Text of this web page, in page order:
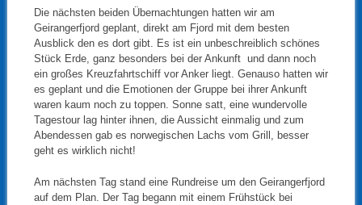
Die nächsten beiden Übernachtungen hatten wir am
Geirangerfjord geplant, direkt am Fjord mit dem besten
Ausblick den es dort gibt. Es ist ein unbeschreiblich schönes
Stück Erde, ganz besonders bei der Ankunft und dann noch
ein großes Kreuzfahrtschiff vor Anker liegt. Genauso hatten wir
es geplant und die Emotionen der Gruppe bei ihrer Ankunft
waren kaum noch zu toppen. Sonne satt, eine wundervolle
Tagestour lag hinter ihnen, die Aussicht einmalig und zum
Abendessen gab es norwegischen Lachs vom Grill, besser
geht es wirklich nicht!
Am nächsten Tag stand eine Rundreise um den Geirangerfjord
auf dem Plan. Der Tag begann mit einem Frühstück bei